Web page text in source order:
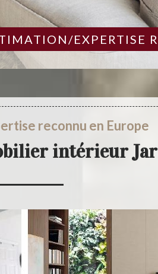
EXPERTISE
reconnu en Europe
intérieur